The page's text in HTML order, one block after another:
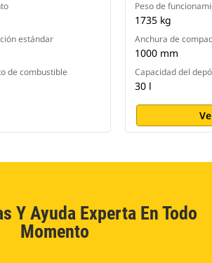
estándar
de combustible
Peso de
1735 kg
Anchura de
1000 mm
Capacidad del
30 l
Y Ayuda Experta En Todo
Momento